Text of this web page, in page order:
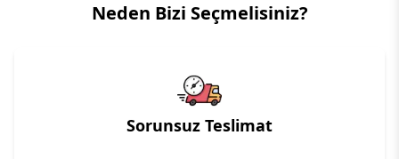
Neden Bizi Seçmelisiniz?
Sorunsuz Teslimat